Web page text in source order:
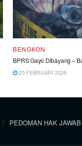
BENGKON
BPRS Gayo Dibayang –
25 FEBRUARI 2026
PEDOMAN HAK JAWAB